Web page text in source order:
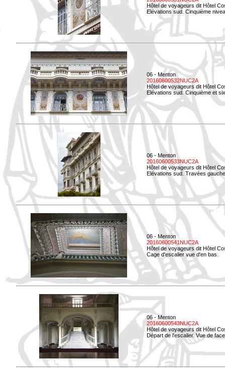
Hôtel de voyageurs dit Hôtel
Elévations sud. Cinquième
06 - Menton
20160600532NUC2A
Hôtel de voyageurs dit Hôtel
Elévations sud. Cinquième et
06 - Menton
20160600533NUC2A
Hôtel de voyageurs dit Hôtel
Elévations sud. Travées
06 - Menton
20160600541NUC2A
Hôtel de voyageurs dit Hôtel
Cage d'escalier vue d'en bas.
06 - Menton
20160600543NUC2A
Hôtel de voyageurs dit Hôtel
Départ de l'escalier. Vue de